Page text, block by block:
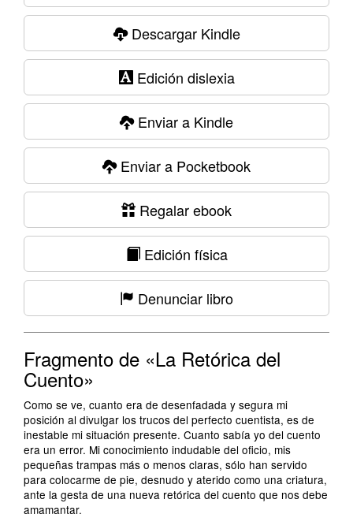
Descargar Kindle
Edición dislexia
Enviar a Kindle
Enviar a Pocketbook
Regalar ebook
Edición física
Denunciar libro
Fragmento de «La Retórica del
Cuento»
Como se ve, cuanto era de desenfadada y segura mi
posición al divulgar los trucos del perfecto cuentista, es de
inestable mi situación presente. Cuanto sabía yo del cuento
era un error. Mi conocimiento indudable del oficio, mis
pequeñas trampas más o menos claras, sólo han servido
para colocarme de pie, desnudo y aterido como una criatura,
ante la gesta de una nueva retórica del cuento que nos debe
amamantar.